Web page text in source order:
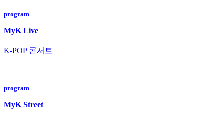
program
MyK Live
K-POP 콘서트
program
MyK Street